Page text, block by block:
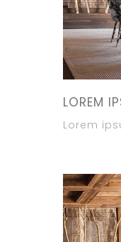
LOREM
Lorem